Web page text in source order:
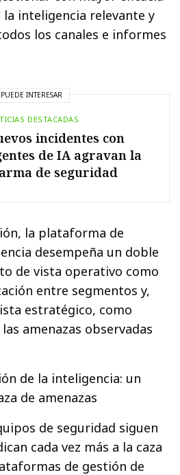
inteligencia relevante y
los canales e informes
INTERESAR
DESTACADAS
incidentes con
de IA agravan la
de seguridad
la plataforma de
desempeña un doble
de vista operativo como
entre segmentos y,
estratégico, como
amenazas observadas
de la inteligencia: un
de amenazas
de seguridad siguen
cada vez más a la caza
de gestión de